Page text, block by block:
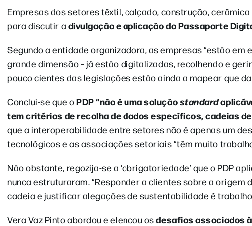
Empresas dos setores têxtil, calçado, construção,
para discutir a divulgação e aplicação doPassaporte
Segundo a entidade organizadora, as empresas “estão
grande dimensão – já estão digitalizadas, recolhendo e
pouco cientes das legislações estão ainda a mapear que
Conclui-se que oPDP “não é uma soluçãostandard
tem critérios de recolha de dados específicos, cadeias
que a interoperabilidade entre setores não é apenas um
tecnológicos e as associações setoriais “têm muito
Não obstante, regozija-se a ‘obrigatoriedade’ que o PDP
nunca estruturaram. “Responder a clientes sobre a
cadeia e justificar alegações de sustentabilidade é
Vera Vaz Pinto abordou e elencou osdesafios associados